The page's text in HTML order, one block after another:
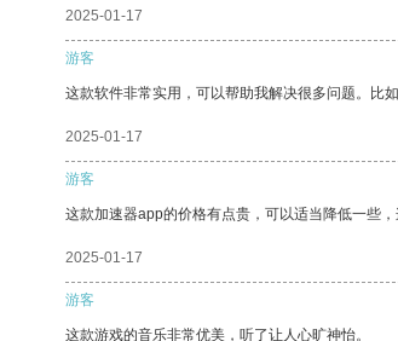
2025-01-17
游客
这款软件非常实用，可以帮助我解决很多问题。比
2025-01-17
游客
这款加速器app的价格有点贵，可以适当降低一些，
2025-01-17
游客
这款游戏的音乐非常优美，听了让人心旷神怡。